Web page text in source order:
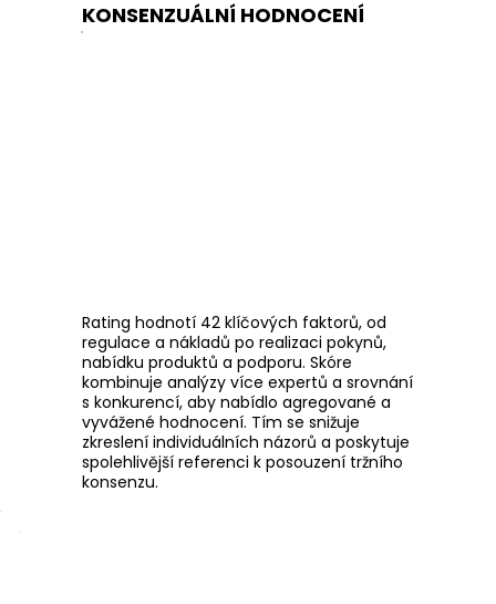
KONSENZUÁLNÍ HODNOCENÍ
Rating hodnotí 42 klíčových faktorů, od
regulace a nákladů po realizaci pokynů,
nabídku produktů a podporu. Skóre
kombinuje analýzy více expertů a srovnání
s konkurencí, aby nabídlo agregované a
vyvážené hodnocení. Tím se snižuje
zkreslení individuálních názorů a poskytuje
spolehlivější referenci k posouzení tržního
konsenzu.